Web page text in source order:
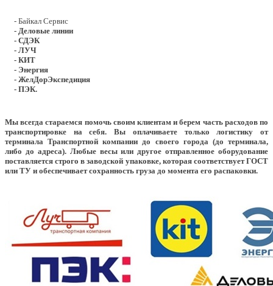
- Байкал Сервис
- Деловые линии
- СДЭК
- ЛУЧ
- КИТ
- Энергия
- ЖелДорЭкспедиция
- ПЭК.
Мы всегда стараемся помочь своим клиентам и берем часть расходов по
транспортировке на себя. Вы оплачиваете только логистику от
терминала Транспортной компании до своего города (до терминала,
либо до адреса). Любые весы или другое отправленное оборудование
поставляется строго в заводской упаковке, которая соответствует ГОСТ
или ТУ и обеспечивает сохранность груза до момента его распаковки.